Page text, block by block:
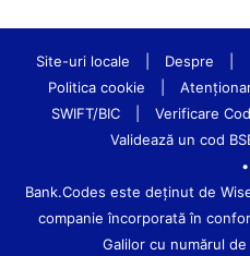
Site-uri locale Despre
Politica cookie
SWIFT/BIC
Verificare
Validează un cod
•
Bank.Codes este deținut de
companie încorporată în
Galilor cu numărul